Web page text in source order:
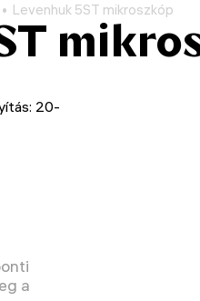
Levenhuk 5ST mikroszkóp
20-
a